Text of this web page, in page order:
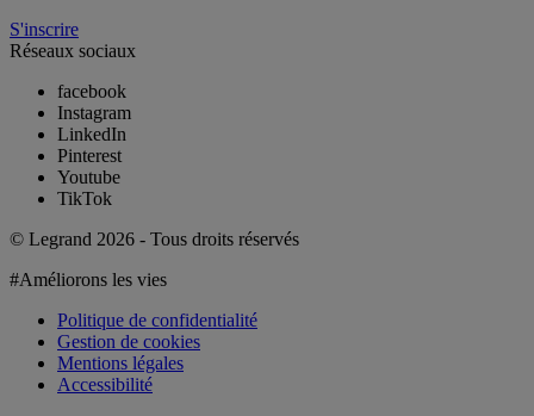
S'inscrire
Réseaux sociaux
facebook
Instagram
LinkedIn
Pinterest
Youtube
TikTok
© Legrand 2026 - Tous droits réservés
#Améliorons les vies
Politique de confidentialité
Gestion de cookies
Mentions légales
Accessibilité